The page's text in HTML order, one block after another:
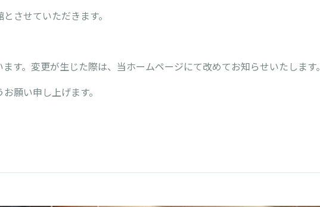
させていただきます。
す。変更が生じた際は、当ホームページにて改めてお知らせいたします。
願い申し上げます。